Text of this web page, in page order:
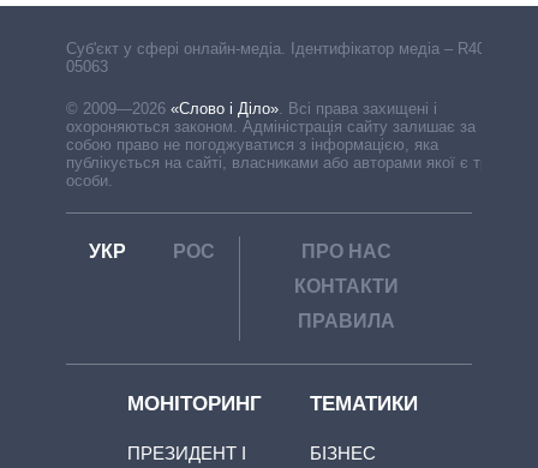
Cуб'єкт у сфері онлайн-медіа. Ідентифікатор медіа – R40-
05063
© 2009—2026 «Слово і Діло» Всі права захищені і
охороняються законом. Адміністрація сайту залишає за
собою право не погоджуватися з інформацією, яка
публікується на сайті, власниками або авторами якої є треті
особи.
УКР РОС
ПРО НАС
КОНТАКТИ
ПРАВИЛА
МОНІТОРИНГ
ПРЕЗИДЕНТ І
ТЕМАТИКИ
БІЗНЕС